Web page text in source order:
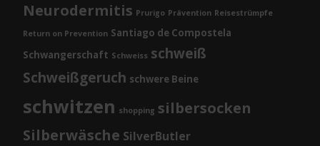
Neurodermitis Prurigo Prävention Reisestrümpfe
Return on Prevention Santiago de Compostela
Schwangerschaft Schweiss schweiß
Schweißgeruch schwere Beine
schwitzen shopping silbersocken
Silberwäsche SilverButler